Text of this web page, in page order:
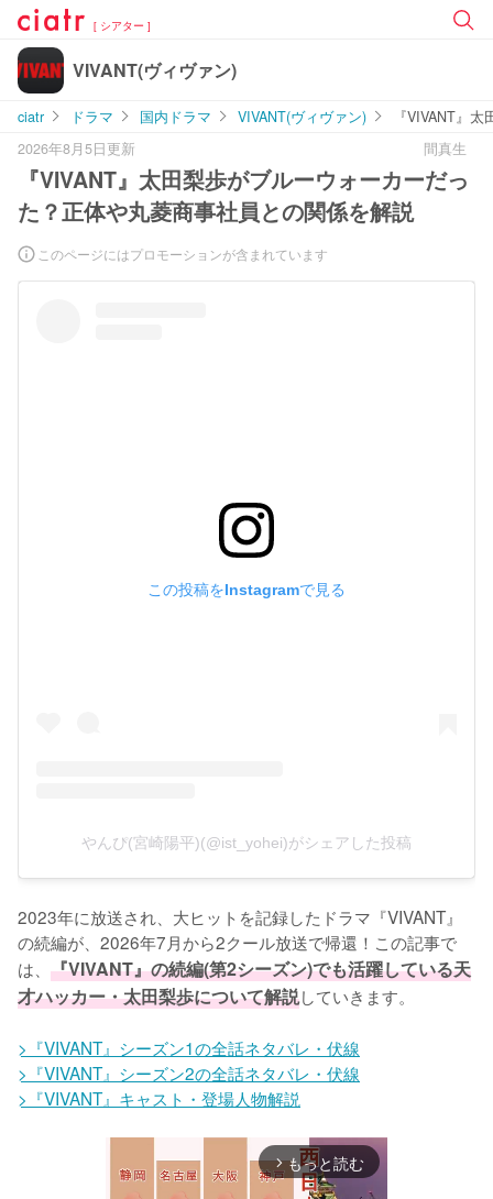
[ シアター ]
VIVANT(ヴィヴァン)
ciatr ドラマ 国内ドラマ VIVANT(ヴィヴァン)
『VIVANT』
2026年8月5日更新
間真生
『VIVANT』太田梨歩がブルーウォーカーだっ
た？正体や丸菱商事社員との関係を解説
このページにはプロモーションが含まれています
この投稿をInstagramで見る
やんぴ(宮崎陽平)(@ist_yohei)がシェアした投稿
2023年に放送され、大ヒットを記録したドラマ『VIVANT』
の続編が、2026年7月から2クール放送で帰還！この記事で
は、 『VIVANT』の続編(第2シーズン)でも活躍している天
才ハッカー・太田梨歩について解説していきます。
>『VIVANT』シーズン1の全話ネタバレ・伏線
>『VIVANT』シーズン2の全話ネタバレ・伏線
>『VIVANT』キャスト・登場人物解説
arrow_forward_ios もっと読む